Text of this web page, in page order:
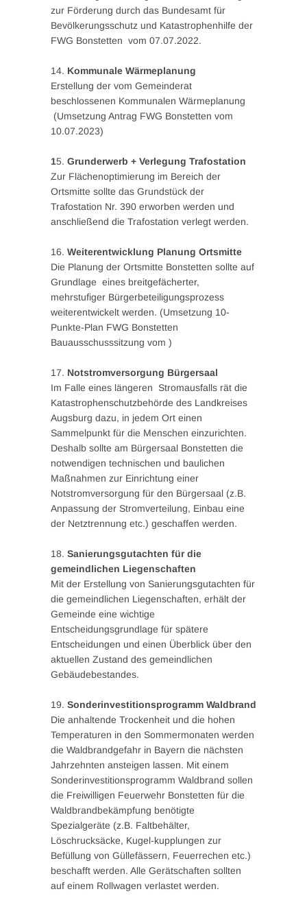
zur Förderung durch das Bundesamt für
Bevölkerungsschutz und Katastrophenhilfe der
FWG Bonstetten vom 07.07.2022.
14. Kommunale Wärmeplanung
Erstellung der vom Gemeinderat
beschlossenen Kommunalen Wärmeplanung
(Umsetzung Antrag FWG Bonstetten vom
10.07.2023)
15. Grunderwerb + Verlegung Trafostation
Zur Flächenoptimierung im Bereich der
Ortsmitte sollte das Grundstück der
Trafostation Nr. 390 erworben werden und
anschließend die Trafostation verlegt werden.
16. Weiterentwicklung Planung Ortsmitte
Die Planung der Ortsmitte Bonstetten sollte auf
Grundlage eines breitgefächerter,
mehrstufiger Bürgerbeteiligungsprozess
weiterentwickelt werden. (Umsetzung 10-
Punkte-Plan FWG Bonstetten
Bauausschusssitzung vom )
17. Notstromversorgung Bürgersaal
Im Falle eines längeren Stromausfalls rät die
Katastrophenschutzbehörde des Landkreises
Augsburg dazu, in jedem Ort einen
Sammelpunkt für die Menschen einzurichten.
Deshalb sollte am Bürgersaal Bonstetten die
notwendigen technischen und baulichen
Maßnahmen zur Einrichtung einer
Notstromversorgung für den Bürgersaal (z.B.
Anpassung der Stromverteilung, Einbau eine
der Netztrennung etc.) geschaffen werden.
18. Sanierungsgutachten für die
gemeindlichen Liegenschaften
Mit der Erstellung von Sanierungsgutachten für
die gemeindlichen Liegenschaften, erhält der
Gemeinde eine wichtige
Entscheidungsgrundlage für spätere
Entscheidungen und einen Überblick über den
aktuellen Zustand des gemeindlichen
Gebäudebestandes.
19. Sonderinvestitionsprogramm Waldbrand
Die anhaltende Trockenheit und die hohen
Temperaturen in den Sommermonaten werden
die Waldbrandgefahr in Bayern die nächsten
Jahrzehnten ansteigen lassen. Mit einem
Sonderinvestitionsprogramm Waldbrand sollen
die Freiwilligen Feuerwehr Bonstetten für die
Waldbrandbekämpfung benötigte
Spezialgeräte (z.B. Faltbehälter,
Löschrucksäcke, Kugel-kupplungen zur
Befüllung von Güllefässern, Feuerrechen etc.)
beschafft werden. Alle Gerätschaften sollten
auf einem Rollwagen verlastet werden.